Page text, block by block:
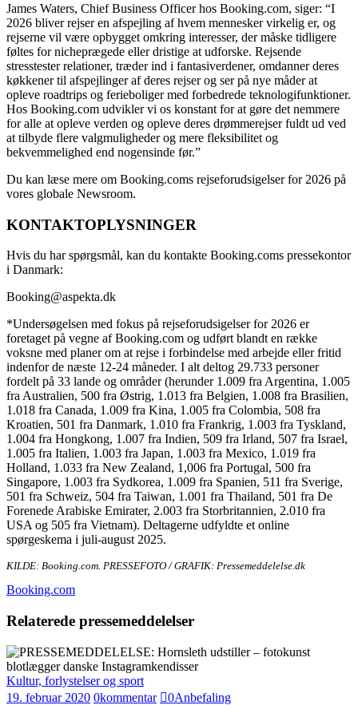
James Waters, Chief Business Officer hos Booking.com, siger: “I
2026 bliver rejser en afspejling af hvem mennesker virkelig er, og
rejserne vil være opbygget omkring interesser, der måske tidligere
føltes for nicheprægede eller dristige at udforske. Rejsende
stresstester relationer, træder ind i fantasiverdener, omdanner deres
køkkener til afspejlinger af deres rejser og ser på nye måder at
opleve roadtrips og ferieboliger med forbedrede teknologifunktioner.
Hos Booking.com udvikler vi os konstant for at gøre det nemmere
for alle at opleve verden og opleve deres drømmerejser fuldt ud ved
at tilbyde flere valgmuligheder og mere fleksibilitet og
bekvemmelighed end nogensinde før.”
Du kan læse mere om Booking.coms rejseforudsigelser for 2026 på
vores globale Newsroom.
KONTAKTOPLYSNINGER
Hvis du har spørgsmål, kan du kontakte Booking.coms pressekontor
i Danmark:
Booking@aspekta.dk
*Undersøgelsen med fokus på rejseforudsigelser for 2026 er
foretaget på vegne af Booking.com og udført blandt en række
voksne med planer om at rejse i forbindelse med arbejde eller fritid
indenfor de næste 12-24 måneder. I alt deltog 29.733 personer
fordelt på 33 lande og områder (herunder 1.009 fra Argentina, 1.005
fra Australien, 500 fra Østrig, 1.013 fra Belgien, 1.008 fra Brasilien,
1.018 fra Canada, 1.009 fra Kina, 1.005 fra Colombia, 508 fra
Kroatien, 501 fra Danmark, 1.010 fra Frankrig, 1.003 fra Tyskland,
1.004 fra Hongkong, 1.007 fra Indien, 509 fra Irland, 507 fra Israel,
1.005 fra Italien, 1.003 fra Japan, 1.003 fra Mexico, 1.019 fra
Holland, 1.033 fra New Zealand, 1,006 fra Portugal, 500 fra
Singapore, 1.003 fra Sydkorea, 1.009 fra Spanien, 511 fra Sverige,
501 fra Schweiz, 504 fra Taiwan, 1.001 fra Thailand, 501 fra De
Forenede Arabiske Emirater, 2.003 fra Storbritannien, 2.010 fra
USA og 505 fra Vietnam). Deltagerne udfyldte et online
spørgeskema i juli-august 2025.
KILDE: Booking.com. PRESSEFOTO / GRAFIK: Pressemeddelelse.dk
Booking.com
Relaterede pressemeddelelser
Kultur, forlystelser og sport
19. februar 2020 0kommentar 0Anbefaling